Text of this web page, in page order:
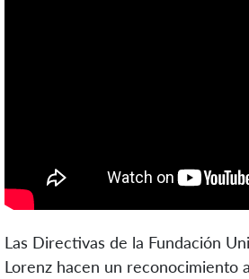
Las Directivas de la Fundación
Lorenz hacen un reconocimiento